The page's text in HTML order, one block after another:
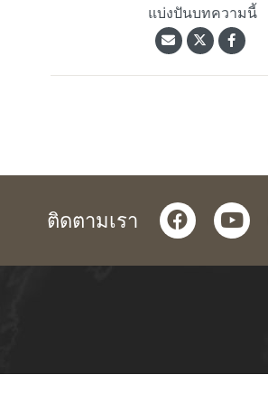
แบ่งปันบทความนี้
ติดตามเรา facebook